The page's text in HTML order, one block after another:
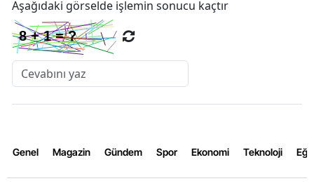
Aşağıdaki görselde işlemin sonucu kaçtır
Genel Magazin Gündem Spor Ekonomi Teknoloji